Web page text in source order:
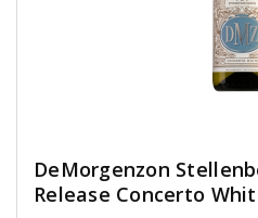
DeMorgenzon
Release Concerto